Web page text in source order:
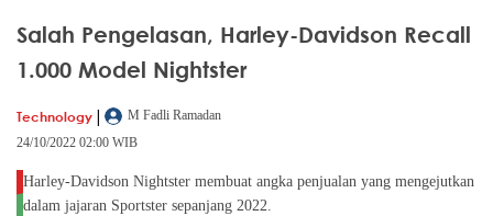
Salah Pengelasan, Harley-Davidson Recall
1.000 Model Nightster
Technology |
M Fadli Ramadan
24/10/2022 02:00 WIB
Harley-Davidson Nightster membuat angka penjualan yang mengejutkan
dalam jajaran Sportster sepanjang 2022.